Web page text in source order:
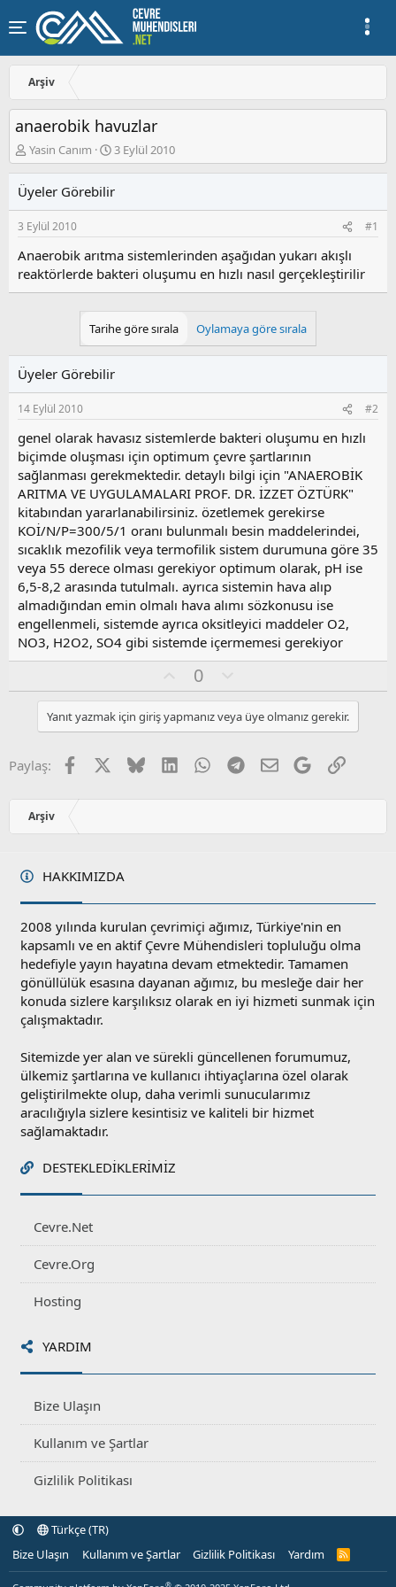
Arşiv
anaerobik havuzlar
K
o
u
y
u
a
ş
l
n
Yasin Canım
B
a
l
a
ı
ç
t
a
r
h
i
3 Eylül 2010
Üyeler Görebilir
3 Eylül 2010 #1
Anaerobik arıtma sistemlerinden aşağıdan yukarı akışlı
reaktörlerde bakteri oluşumu en hızlı nasıl gerçekleştirilir
Tarihe göre sırala Oylamaya göre sırala
Üyeler Görebilir
14 Eylül 2010 #2
genel olarak havasız sistemlerde bakteri oluşumu en hızlı
biçimde oluşması için optimum çevre şartlarının
sağlanması gerekmektedir. detaylı bilgi için "ANAEROBİK
ARITMA VE UYGULAMALARI PROF. DR. İZZET ÖZTÜRK"
kitabından yararlanabilirsiniz. özetlemek gerekirse
KOİ/N/P=300/5/1 oranı bulunmalı besin maddelerindei,
sıcaklık mezofilik veya termofilik sistem durumuna göre 35
veya 55 derece olması gerekiyor optimum olarak, pH ise
6,5-8,2 arasında tutulmalı. ayrıca sistemin hava alıp
almadığından emin olmalı hava alımı sözkonusu ise
engellenmeli, sistemde ayrıca oksitleyici maddeler O2,
NO3, H2O2, SO4 gibi sistemde içermemesi gerekiyor
y
l
a
0
l
u
m
u
z
o
l
Yanıt yazmak için giriş yapmanız veya üye olmanız gerekir.
Paylaş: Facebook BlueskyLinkedInWhatsApp
Telegram
E-postaGoogleLink
Arşiv
HAKKIMIZDA
2008 yılında kurulan çevrimiçi ağımız, Türkiye'nin en
kapsamlı ve en aktif Çevre Mühendisleri topluluğu olma
hedefiyle yayın hayatına devam etmektedir. Tamamen
gönüllülük esasına dayanan ağımız, bu mesleğe dair her
konuda sizlere karşılıksız olarak en iyi hizmeti sunmak için
çalışmaktadır.
Sitemizde yer alan ve sürekli güncellenen forumumuz,
ülkemiz şartlarına ve kullanıcı ihtiyaçlarına özel olarak
geliştirilmekte olup, daha verimli sunucularımız
aracılığıyla sizlere kesintisiz ve kaliteli bir hizmet
sağlamaktadır.
DESTEKLEDIKLERIMIZ
Cevre.Net
Cevre.Org
Hosting
YARDIM
Bize Ulaşın
Kullanım ve Şartlar
Gizlilik Politikası
Türkçe (TR)
Bize Ulaşın
Kullanım ve Şartlar Gizlilik Politikası Yardım
R
®